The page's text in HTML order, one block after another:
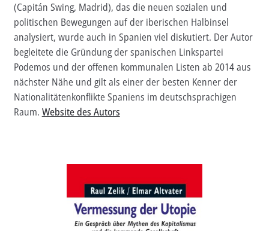
Handel
Service
Untermenü
öffnen
Newsletter
(Capitán Swing, Madrid), das die neuen sozialen und
politischen Bewegungen auf der iberischen Halbinsel
analysiert, wurde auch in Spanien viel diskutiert. Der Autor
begleitete die Gründung der spanischen Linkspartei
Podemos und der offenen kommunalen Listen ab 2014 aus
nächster Nähe und gilt als einer der besten Kenner der
Nationalitätenkonflikte Spaniens im deutschsprachigen
Raum. Website des Autors